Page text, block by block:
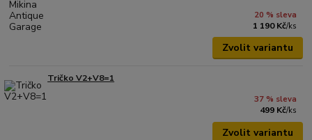
20 % sleva
1 190 Kč/ks
Zvolit variantu
Tričko V2+V8=1
37 % sleva
499 Kč/ks
Zvolit variantu